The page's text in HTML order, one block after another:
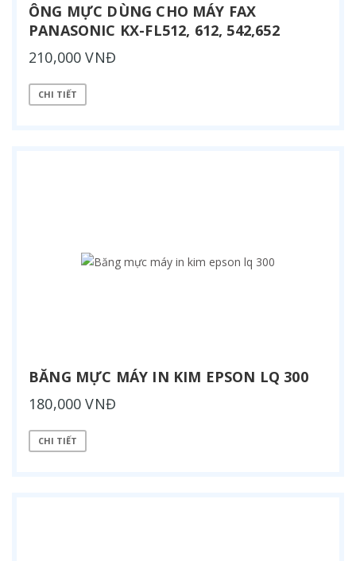
ÔNG MỰC DÙNG CHO MÁY FAX
PANASONIC KX-FL512, 612, 542,652
210,000 VNĐ
CHI TIẾT
BĂNG MỰC MÁY IN KIM EPSON LQ 300
180,000 VNĐ
CHI TIẾT